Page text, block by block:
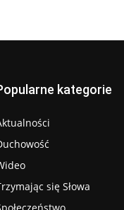
kategorie
się Słowa